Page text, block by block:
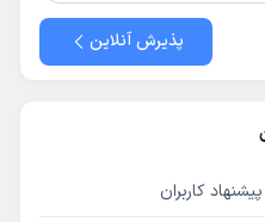
پذیرش آنلاین
پیشنهاد کاربران